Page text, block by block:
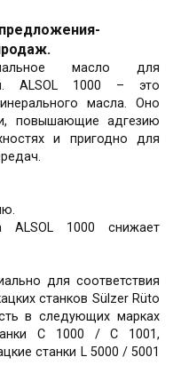
масло для
ALSOL 1000 – это
масла. Оно
повышающие адгезию
и пригодно для
1000 снижает
для соответствия
станков Sülzer Rüto
в следующих марках
C 1000 / C 1001,
станки L 5000 / 5001